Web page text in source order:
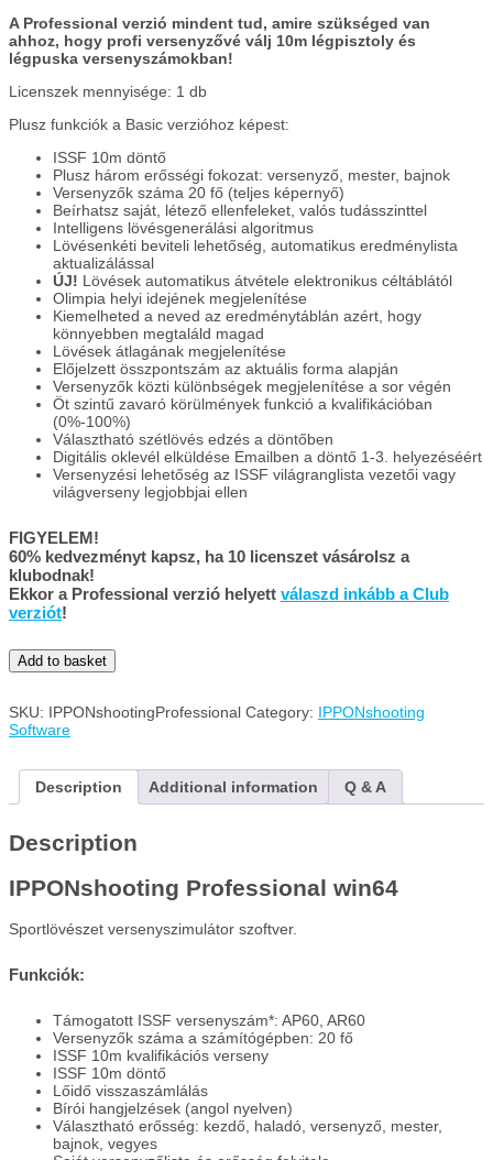
A Professional verzió mindent tud, amire szükséged van
ahhoz, hogy profi versenyzővé válj 10m légpisztoly és
légpuska versenyszámokban!
Licenszek mennyisége: 1 db
Plusz funkciók a Basic verzióhoz képest:
ISSF 10m döntő
Plusz három erősségi fokozat: versenyző, mester, bajnok
Versenyzők száma 20 fő (teljes képernyő)
Beírhatsz saját, létező ellenfeleket, valós tudásszinttel
Intelligens lövésgenerálási algoritmus
Lövésenkéti beviteli lehetőség, automatikus eredménylista
aktualizálással
ÚJ! Lövések automatikus átvétele elektronikus céltáblától
Olimpia helyi idejének megjelenítése
Kiemelheted a neved az eredménytáblán azért, hogy
könnyebben megtaláld magad
Lövések átlagának megjelenítése
Előjelzett összpontszám az aktuális forma alapján
Versenyzők közti különbségek megjelenítése a sor végén
Öt szintű zavaró körülmények funkció a kvalifikációban
(0%-100%)
Választható szétlövés edzés a döntőben
Digitális oklevél elküldése Emailben a döntő 1-3. helyezéséért
Versenyzési lehetőség az ISSF világranglista vezetői vagy
világverseny legjobbjai ellen
FIGYELEM!
60% kedvezményt kapsz, ha 10 licenszet vásárolsz a
klubodnak!
Ekkor a Professional verzió helyett válaszd inkább a Club
verziót!
IPPONshooting
Professional
quantity
Add to basket
SKU: IPPONshootingProfessional Category: IPPONshooting
Software
Description Additional information Q & A
Description
IPPONshooting Professional win64
Sportlövészet versenyszimulátor szoftver.
Funkciók:
Támogatott ISSF versenyszám*: AP60, AR60
Versenyzők száma a számítógépben: 20 fő
ISSF 10m kvalifikációs verseny
ISSF 10m döntő
Lőidő visszaszámlálás
Bírói hangjelzések (angol nyelven)
Választható erősség: kezdő, haladó, versenyző, mester,
bajnok, vegyes